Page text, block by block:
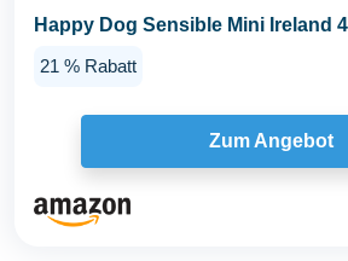
Happy Dog Sensible Mini Ireland
21 % Rabatt
Zum Angebot